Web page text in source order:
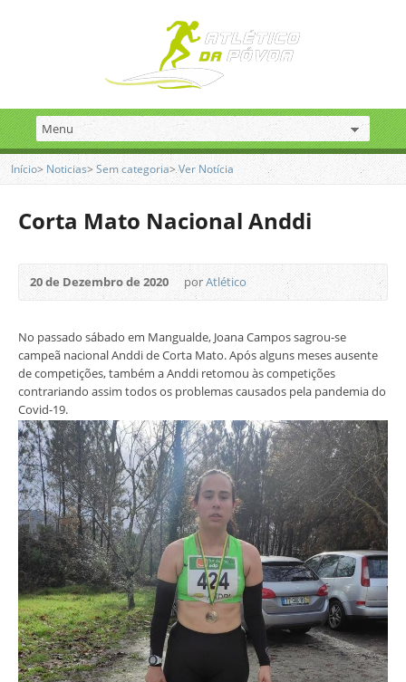
Início> Noticias>Sem categoria>Ver Notícia
Corta Mato Nacional Anddi
20 de Dezembro de 2020 porAtlético
No passado sábado em Mangualde, Joana Campos sagrou-se
campeã nacional Anddi de Corta Mato. Após alguns meses ausente
de competições, também a Anddi retomou às competições
contrariando assim todos os problemas causados pela pandemia do
Covid-19.